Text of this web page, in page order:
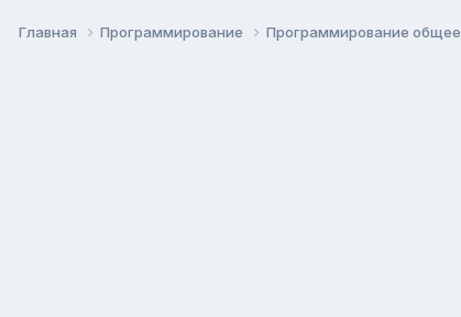
Главная Программирование Программирование общее